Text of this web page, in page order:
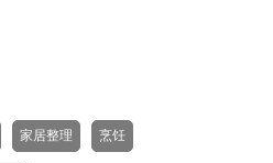
家居整理 烹饪